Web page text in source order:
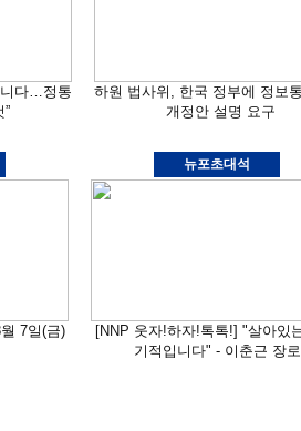
니다…정통
하원 법사위, 한국 정부에 정보
개정안 설명 요구
7일(금)
뉴포초대석
[NNP 웃자!하자!톡톡!] "살아있
기적입니다" - 이춘근 장로